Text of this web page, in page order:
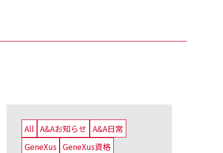
All A&Aお知らせ A&A日常
GeneXus GeneXus資格